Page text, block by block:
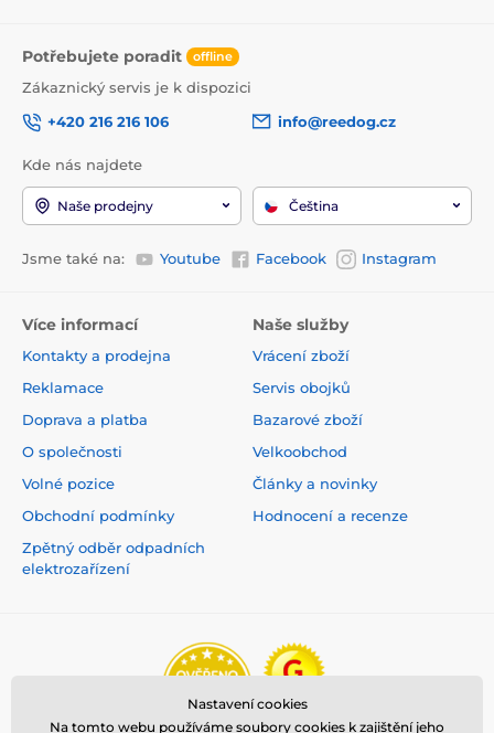
Potřebujete poradit offline
Zákaznický servis je k dispozici
+420 216 216 106
info@reedog.cz
Kde nás najdete
Naše prodejny Čeština
Jsme také na: Youtube Facebook Instagram
Více informací
Kontakty a prodejna
Reklamace
Doprava a platba
O společnosti
Volné pozice
Obchodní podmínky
Zpětný odběr odpadních
elektrozařízení
Naše služby
Vrácení zboží
Servis obojků
Bazarové zboží
Velkoobchod
Články a novinky
Hodnocení a recenze
Nastavení cookies
Na tomto webu používáme soubory cookies k zajištění jeho